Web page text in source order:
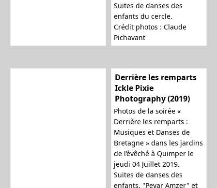
Suites de danses des
enfants du cercle.
Crédit photos : Claude
Pichavant
Derrière les remparts
Ickle Pixie
Photography (2019)
Photos de la soirée «
Derrière les remparts :
Musiques et Danses de
Bretagne » dans les jardins
de l’évêché à Quimper le
jeudi 04 Juillet 2019.
Suites de danses des
enfants, "Pevar Amzer" et